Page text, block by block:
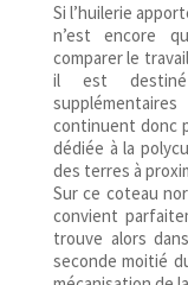
Si l’huilerie
n’est encore
comparer le
il est destiné
continuent donc
dédiée à la
des terres à
Sur ce coteau
convient
trouve alors
seconde moitié